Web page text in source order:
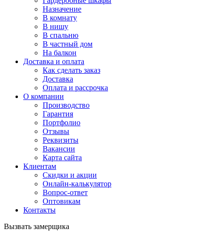
Назначение
В комнату
В нишу
В спальню
В частный дом
На балкон
Доставка и оплата
Как сделать заказ
Доставка
Оплата и рассрочка
О компании
Производство
Гарантия
Портфолио
Отзывы
Реквизиты
Вакансии
Карта сайта
Клиентам
Скидки и акции
Онлайн-калькулятор
Вопрос-ответ
Оптовикам
Контакты
Вызвать замерщика